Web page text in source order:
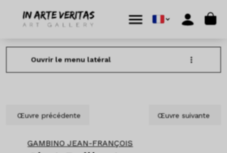
Cart
Œuvre précédente Œuvre suivante
GAMBINO JEAN-FRANÇOIS
Ouvrir le menu latéral